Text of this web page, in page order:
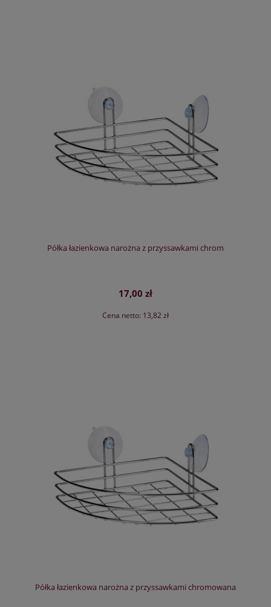
Półka łazienkowa narożna z przyssawkami chrom
17,00 zł
Cena netto: 13,82 zł
Półka łazienkowa narożna z przyssawkami chromowana